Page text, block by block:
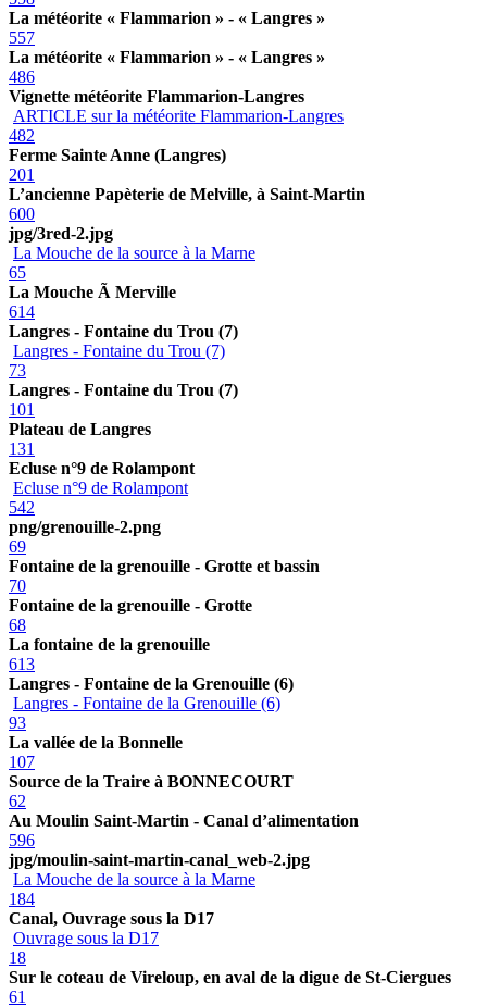
La météorite « Flammarion » - « Langres »
557
La météorite « Flammarion » - « Langres »
486
Vignette météorite Flammarion-Langres
ARTICLE sur la météorite Flammarion-Langres
482
Ferme Sainte Anne (Langres)
201
L’ancienne Papèterie de Melville, à Saint-Martin
600
jpg/3red-2.jpg
La Mouche de la source à la Marne
65
La Mouche Ã Merville
614
Langres - Fontaine du Trou (7)
Langres - Fontaine du Trou (7)
73
Langres - Fontaine du Trou (7)
101
Plateau de Langres
131
Ecluse n°9 de Rolampont
Ecluse n°9 de Rolampont
542
png/grenouille-2.png
69
Fontaine de la grenouille - Grotte et bassin
70
Fontaine de la grenouille - Grotte
68
La fontaine de la grenouille
613
Langres - Fontaine de la Grenouille (6)
Langres - Fontaine de la Grenouille (6)
93
La vallée de la Bonnelle
107
Source de la Traire à BONNECOURT
62
Au Moulin Saint-Martin - Canal d’alimentation
596
jpg/moulin-saint-martin-canal_web-2.jpg
La Mouche de la source à la Marne
184
Canal, Ouvrage sous la D17
Ouvrage sous la D17
18
Sur le coteau de Vireloup, en aval de la digue de St-Ciergues
61